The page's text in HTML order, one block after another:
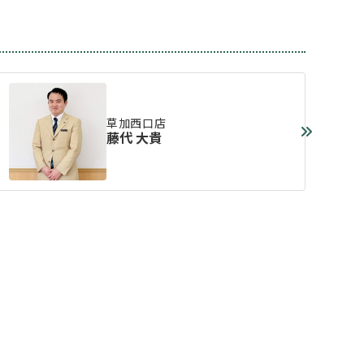
草加西口店
藤代 大貴